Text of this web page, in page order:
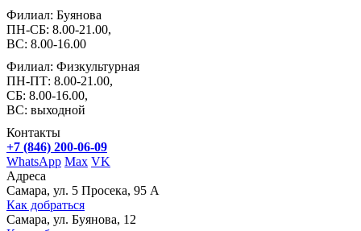
Филиал: Буянова
ПН-СБ: 8.00-21.00,
ВС: 8.00-16.00
Филиал: Физкультурная
ПН-ПТ: 8.00-21.00,
СБ: 8.00-16.00,
ВС: выходной
Контакты
+7 (846) 200-06-09
WhatsApp Max VK
Адреса
Самара, ул. 5 Просека, 95 А
Как добраться
Самара, ул. Буянова, 12